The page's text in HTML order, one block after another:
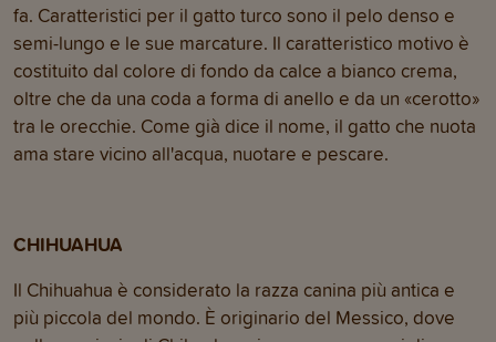
fa. Caratteristici per il gatto turco sono il pelo denso e
semi-lungo e le sue marcature. Il caratteristico motivo è
costituito dal colore di fondo da calce a bianco crema,
oltre che da una coda a forma di anello e da un «cerotto»
tra le orecchie. Come già dice il nome, il gatto che nuota
ama stare vicino all'acqua, nuotare e pescare.
CHIHUAHUA
Il Chihuahua è considerato la razza canina più antica e
più piccola del mondo. È originario del Messico, dove